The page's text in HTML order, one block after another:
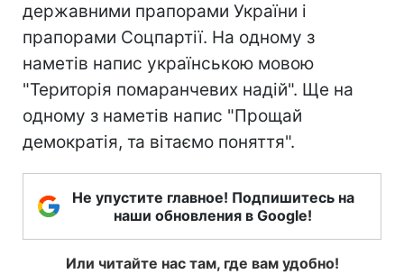
державними прапорами України і
прапорами Соцпартії. На одному з
наметів напис українською мовою
"Територія помаранчевих надій". Ще на
одному з наметів напис "Прощай
демократія, та вітаємо поняття".
Не упустите главное! Подпишитесь на
наши обновления в Google!
Или читайте нас там, где вам удобно!